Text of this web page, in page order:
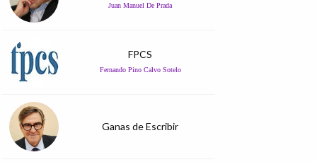
Juan Manuel De Prada
FPCS
Fernando Pino Calvo Sotelo
Ganas de Escribir